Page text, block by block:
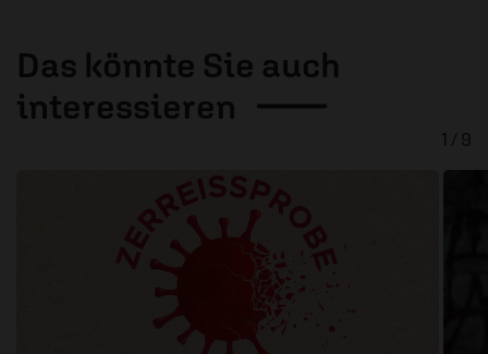
Das könnte Sie auch
interessieren
1 / 9